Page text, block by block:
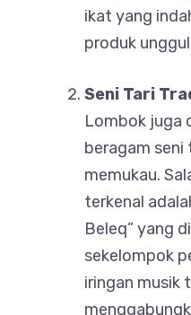
ikat yang
produk
Seni Tari
Lombok juga
beragam
memukau.
terkenal
Beleq” yang
sekelompok
iringan musik